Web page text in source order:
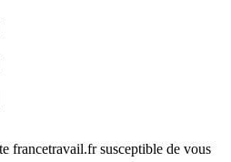
francetravail.fr susceptible de vous